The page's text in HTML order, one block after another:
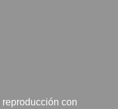
reproducción con